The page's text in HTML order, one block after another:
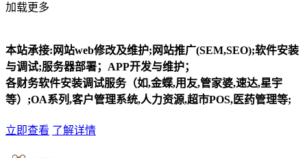
加载更多
本站承接:网站web修改及维护;网站推广(SEM,SEO);软件安装
与调试;服务器部署；APP开发与维护；
各财务软件安装调试服务（如,金蝶,用友,管家婆,速达,星宇
等）;OA系列,客户管理系统,人力资源,超市POS,医药管理等;
立即查看 了解详情